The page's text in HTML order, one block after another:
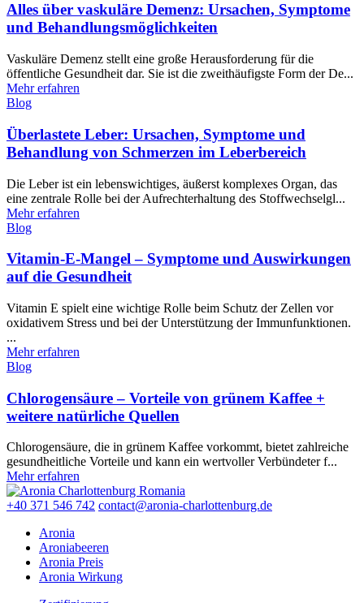
Alles über vaskuläre Demenz: Ursachen, Symptome
und Behandlungsmöglichkeiten
Vaskuläre Demenz stellt eine große Herausforderung für die
öffentliche Gesundheit dar. Sie ist die zweithäufigste Form der De...
Mehr erfahren
Blog
Überlastete Leber: Ursachen, Symptome und
Behandlung von Schmerzen im Leberbereich
Die Leber ist ein lebenswichtiges, äußerst komplexes Organ, das
eine zentrale Rolle bei der Aufrechterhaltung des Stoffwechselgl...
Mehr erfahren
Blog
Vitamin-E-Mangel – Symptome und Auswirkungen
auf die Gesundheit
Vitamin E spielt eine wichtige Rolle beim Schutz der Zellen vor
oxidativem Stress und bei der Unterstützung der Immunfunktionen.
...
Mehr erfahren
Blog
Chlorogensäure – Vorteile von grünem Kaffee +
weitere natürliche Quellen
Chlorogensäure, die in grünem Kaffee vorkommt, bietet zahlreiche
gesundheitliche Vorteile und kann ein wertvoller Verbündeter f...
Mehr erfahren
+40 371 546 742 contact@aronia-charlottenburg.de
Aronia
Aroniabeeren
Aronia Preis
Aronia Wirkung